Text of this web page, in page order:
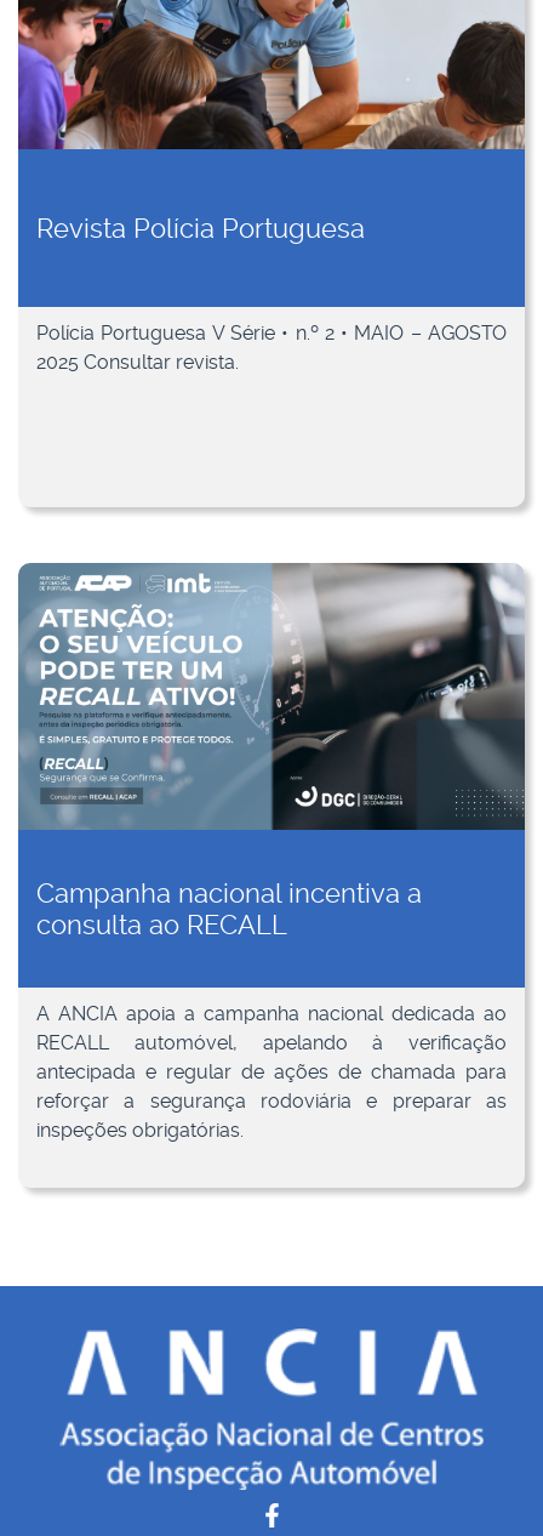
Revista Polícia Portuguesa
Polícia Portuguesa V Série • n.º 2 • MAIO – AGOSTO
2025 Consultar revista.
Campanha nacional incentiva a
consulta ao RECALL
A ANCIA apoia a campanha nacional dedicada ao
RECALL automóvel, apelando à verificação
antecipada e regular de ações de chamada para
reforçar a segurança rodoviária e preparar as
inspeções obrigatórias.